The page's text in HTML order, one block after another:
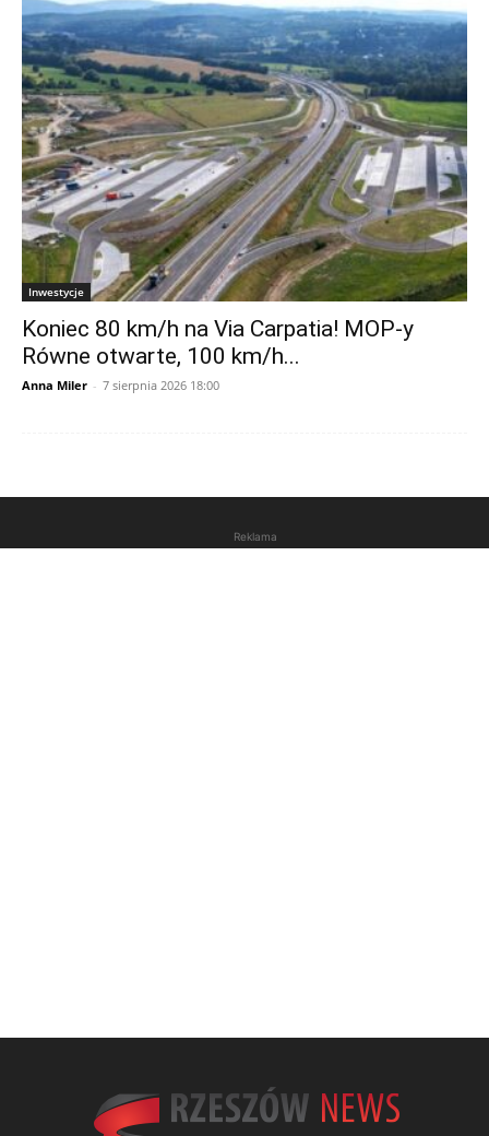
Inwestycje
Koniec 80 km/h na Via Carpatia! MOP-y
Równe otwarte, 100 km/h...
Anna Miler - 7 sierpnia 2026 18:00
Reklama